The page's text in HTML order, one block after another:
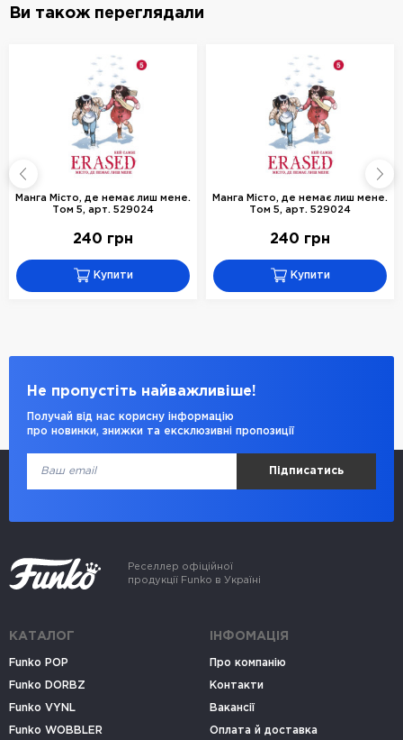
Ви також переглядали
Манга Місто, де немає лиш мене.
Том 5, арт. 529024
240 грн
Купити
Манга Місто, де немає лиш мене.
Том 5, арт. 529024
240 грн
Купити
Не пропустіть найважливіше!
Получай від нас корисну інформацію
про новинки, знижки та ексклюзивні пропозиції
Підписатись
Реселлер офіційної
продукції Funko в Україні
КАТАЛОГ
Funko POP
Funko DORBZ
Funko VYNL
Funko WOBBLER
ІНФОМАЦІЯ
Про компанію
Контакти
Вакансії
Оплата й доставка